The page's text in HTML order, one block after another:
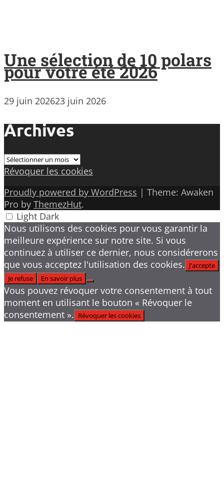
Une sélection de 10 polars
pour votre été 2026
29 juin 202623 juin 2026
Archives
Archives
Révoquer les cookies
Proudly powered by WordPress | Theme: Awaken
Pro by ThemezHut.
Light Dark
Nous utilisons des cookies pour vous garantir la
meilleure expérience sur notre site. Si vous
continuez à utiliser ce dernier, nous considérerons
que vous acceptez l'utilisation des cookies. J'accepte
Je refuse
En savoir plus
Vous pouvez révoquer votre consentement à tout
moment en utilisant le bouton « Révoquer le
consentement ». Révoquer les cookies